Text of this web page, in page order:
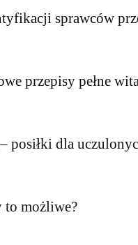
sprawców
przepisy pełne
posiłki dla
to możliwe?